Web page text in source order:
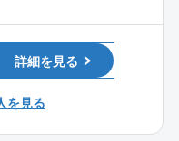
かし、グループ優
わることにより、
ハウを吸収すること
詳細を見る
を見る